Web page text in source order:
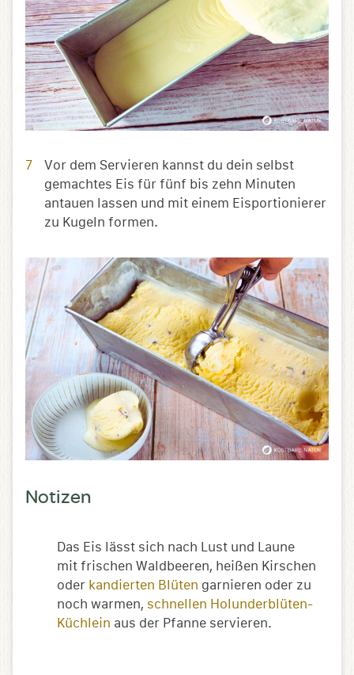
Vor dem Servieren kannst du dein selbst
gemachtes Eis für fünf bis zehn Minuten
antauen lassen und mit einem Eisportionierer
zu Kugeln formen.
Notizen
Das Eis lässt sich nach Lust und Laune
mit frischen Waldbeeren, heißen Kirschen
oder kandierten Blüten garnieren oder zu
noch warmen, schnellen Holunderblüten-
Küchlein aus der Pfanne servieren.